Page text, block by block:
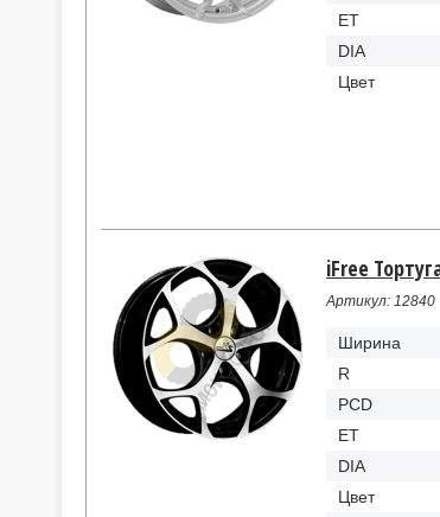
ET
DIA
Цвет
iFree
Артикул: 12840
Ширина
R
PCD
ET
DIA
Цвет